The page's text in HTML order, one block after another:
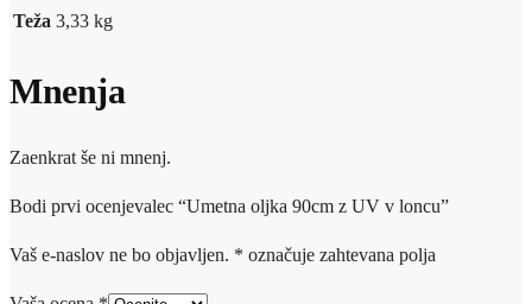
Teža 3,33 kg
Mnenja
Zaenkrat še ni mnenj.
Bodi prvi ocenjevalec “Umetna oljka 90cm z UV v loncu”
Vaš e-naslov ne bo objavljen. * označuje zahtevana polja